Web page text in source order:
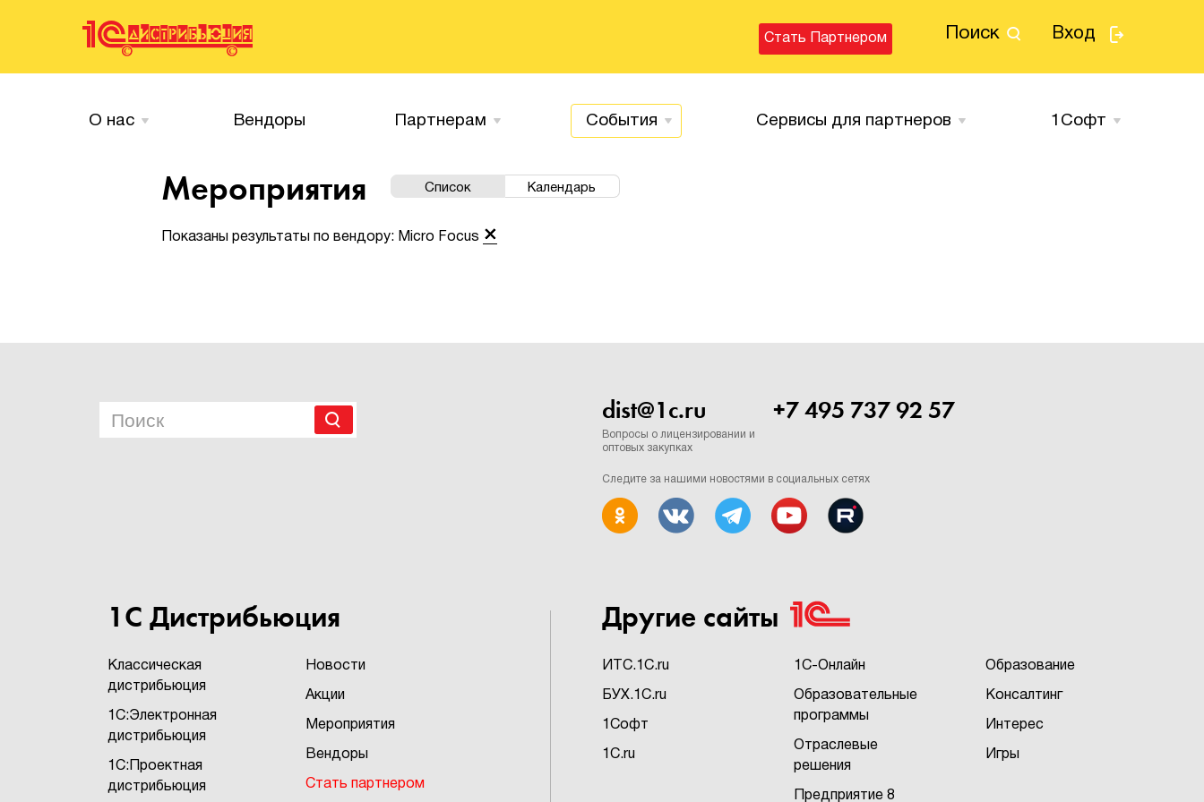
Поиск Вход
Стать Партнером
О нас Вендоры Партнерам События Сервисы для партнеров 1Cофт
Мероприятия Список Календарь
Показаны результаты по вендору: Micro Focus
+7 495 737 92 57
dist@1c.ru
Вопросы о лицензировании и
оптовых закупках
Следите за нашими новостями в социальных сетях
1С Дистрибьюция
Классическая
дистрибьюция
1С:Электронная
дистрибьюция
1С:Проектная
дистрибьюция
Новости
Акции
Мероприятия
Вендоры
Стать партнером
Другие сайты
ИTC.1C.ru
БУХ.1C.ru
1Софт
1C.ru
1С-Онлайн
Образовательные
программы
Отраслевые
решения
Предприятие 8
Образование
Консалтинг
Интерес
Игры